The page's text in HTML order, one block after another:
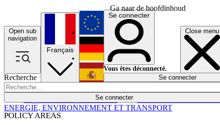
Ga naar de hoofdinhoud
Open sub
navigation
Close menu
Recherche
Se connecter
POLICY AREAS
Économie
Français
English
Deutsch
Español
Se connecter
Vous êtes déconnecté.
Se connecter
ENERGIE, ENVIRONNEMENT ET TRANSPORT